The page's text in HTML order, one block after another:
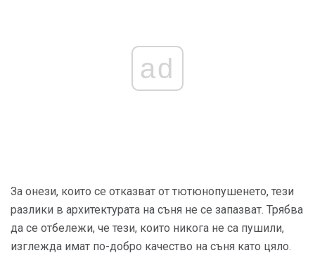
ad
За онези, които се отказват от тютюнопушенето, тези
разлики в архитектурата на съня не се запазват. Трябва
да се отбележи, че тези, които никога не са пушили,
изглежда имат по-добро качество на съня като цяло.